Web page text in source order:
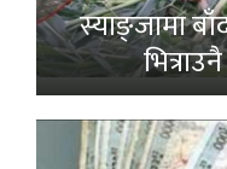
स्याङ्जामा